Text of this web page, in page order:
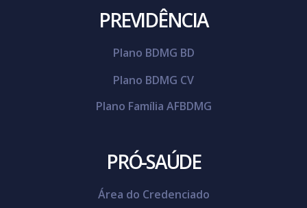
PREVIDÊNCIA
Plano BDMG BD
Plano BDMG CV
Plano Família AFBDMG
PRÓ-SAÚDE
Área do Credenciado